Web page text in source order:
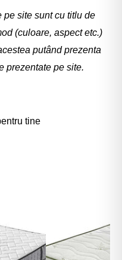
pe site sunt cu titlu de
(culoare, aspect etc.)
putând prezenta
prezentate pe site.
tine